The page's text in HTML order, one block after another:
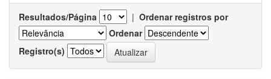
Resultados/Página | Ordenar registros por
Ordenar
Registro(s)